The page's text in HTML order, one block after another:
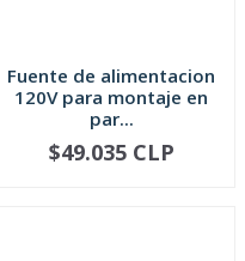
Fuente de alimentacion
120V para montaje en
par...
AGOTADO
$49.035 CLP